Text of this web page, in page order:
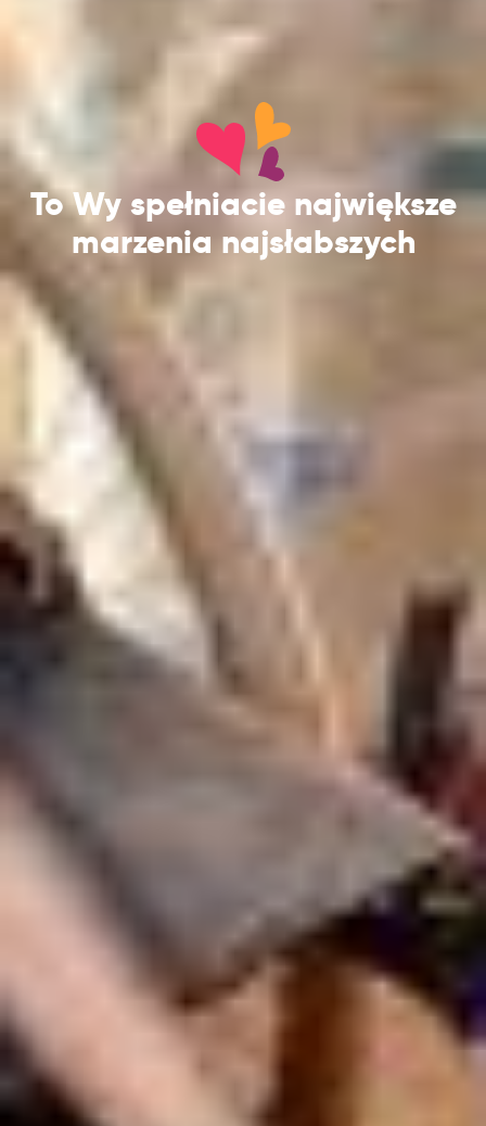
To Wy spełniacie największe
marzenia najsłabszych